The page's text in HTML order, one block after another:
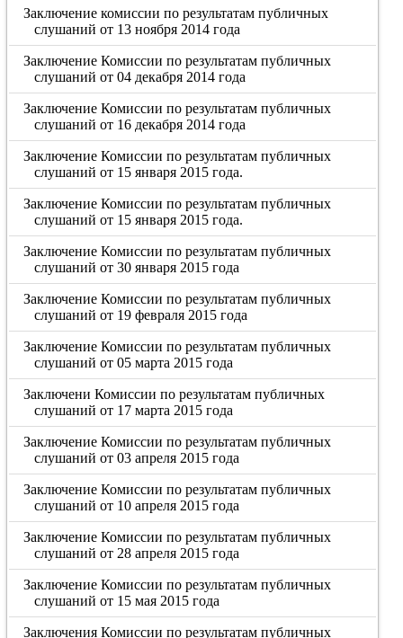
Заключение комиссии по результатам публичных
слушаний от 13 ноября 2014 года
Заключение Комиссии по результатам публичных
слушаний от 04 декабря 2014 года
Заключение Комиссии по результатам публичных
слушаний от 16 декабря 2014 года
Заключение Комиссии по результатам публичных
слушаний от 15 января 2015 года.
Заключение Комиссии по результатам публичных
слушаний от 15 января 2015 года.
Заключение Комиссии по результатам публичных
слушаний от 30 января 2015 года
Заключение Комиссии по результатам публичных
слушаний от 19 февраля 2015 года
Заключение Комиссии по результатам публичных
слушаний от 05 марта 2015 года
Заключени Комиссии по результатам публичных
слушаний от 17 марта 2015 года
Заключение Комиссии по результатам публичных
слушаний от 03 апреля 2015 года
Заключение Комиссии по результатам публичных
слушаний от 10 апреля 2015 года
Заключение Комиссии по результатам публичных
слушаний от 28 апреля 2015 года
Заключение Комиссии по результатам публичных
слушаний от 15 мая 2015 года
Заключения Комиссии по результатам публичных